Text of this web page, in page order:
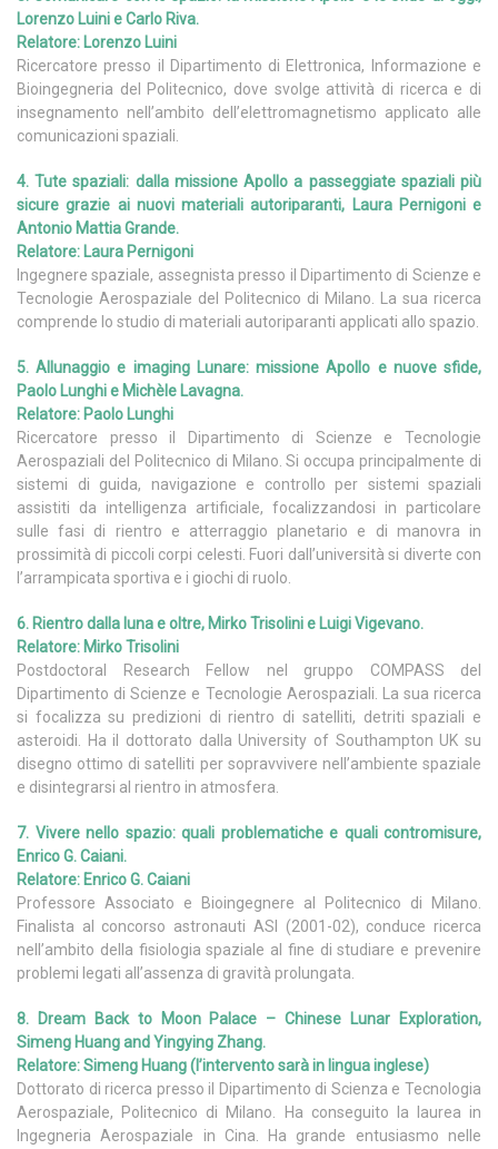
Lorenzo Luini e Carlo Riva.
Relatore: Lorenzo Luini
Ricercatore presso il Dipartimento di Elettronica, Informazione e
Bioingegneria del Politecnico, dove svolge attività di ricerca e di
insegnamento nell’ambito dell’elettromagnetismo applicato alle
comunicazioni spaziali.
4. Tute spaziali: dalla missione Apollo a passeggiate spaziali più
sicure grazie ai nuovi materiali autoriparanti, Laura Pernigoni e
Antonio Mattia Grande.
Relatore: Laura Pernigoni
Ingegnere spaziale, assegnista presso il Dipartimento di Scienze e
Tecnologie Aerospaziale del Politecnico di Milano. La sua ricerca
comprende lo studio di materiali autoriparanti applicati allo spazio.
5. Allunaggio e imaging Lunare: missione Apollo e nuove sfide,
Paolo Lunghi e Michèle Lavagna.
Relatore: Paolo Lunghi
Ricercatore presso il Dipartimento di Scienze e Tecnologie
Aerospaziali del Politecnico di Milano. Si occupa principalmente di
sistemi di guida, navigazione e controllo per sistemi spaziali
assistiti da intelligenza artificiale, focalizzandosi in particolare
sulle fasi di rientro e atterraggio planetario e di manovra in
prossimità di piccoli corpi celesti. Fuori dall’università si diverte con
l’arrampicata sportiva e i giochi di ruolo.
6. Rientro dalla luna e oltre, Mirko Trisolini e Luigi Vigevano.
Relatore: Mirko Trisolini
Postdoctoral Research Fellow nel gruppo COMPASS del
Dipartimento di Scienze e Tecnologie Aerospaziali. La sua ricerca
si focalizza su predizioni di rientro di satelliti, detriti spaziali e
asteroidi. Ha il dottorato dalla University of Southampton UK su
disegno ottimo di satelliti per sopravvivere nell’ambiente spaziale
e disintegrarsi al rientro in atmosfera.
7. Vivere nello spazio: quali problematiche e quali contromisure,
Enrico G. Caiani.
Relatore: Enrico G. Caiani
Professore Associato e Bioingegnere al Politecnico di Milano.
Finalista al concorso astronauti ASI (2001-02), conduce ricerca
nell’ambito della fisiologia spaziale al fine di studiare e prevenire
problemi legati all’assenza di gravità prolungata.
8. Dream Back to Moon Palace – Chinese Lunar Exploration,
Simeng Huang and Yingying Zhang.
Relatore: Simeng Huang (l’intervento sarà in lingua inglese)
Dottorato di ricerca presso il Dipartimento di Scienza e Tecnologia
Aerospaziale, Politecnico di Milano. Ha conseguito la laurea in
Ingegneria Aerospaziale in Cina. Ha grande entusiasmo nelle